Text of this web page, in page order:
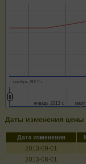
ноябрь 2012 г.
январь 2013 г.
январь 2013 г. март
март
Даты изменения
Дата изменения
2013-09-01
2013-08-01